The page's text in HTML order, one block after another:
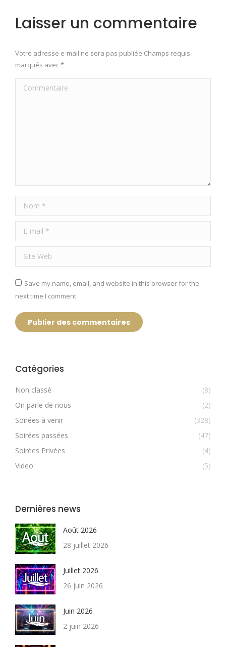
Laisser un commentaire
Votre adresse e-mail ne sera pas publiée Champs requis
marqués avec*
Commentaire
Nom *
E-mail *
Site Web
Save my name, email, and website in this browser for the
next time I comment.
Publier des commentaires
Catégories
Non classé
(8)
On parle de nous
(2)
Soirées à venir
(328)
Soirées passées
(47)
Soirées Privées
(4)
Video
(5)
Dernières news
Août 2026
28 juillet 2026
Juillet 2026
26 juin 2026
Juin 2026
2 juin 2026